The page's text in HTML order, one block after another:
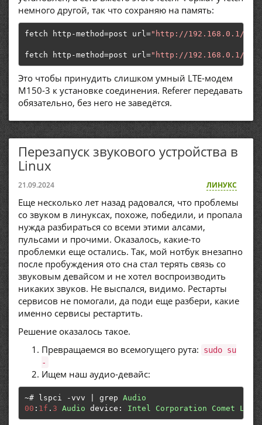
немного другой, так что сохраняю на память:
fetch http -method=post url ="http://192.168.0.1/
fetch http -method=post url ="http://192.168.0.1/
Это чтобы принудить слишком умный LTE-модем
M150-3 к установке соединения. Referer передавать
обязательно, без него не заведётся.
Перезапуск звукового устройства в
Linux
21.09.2024 ЛИНУКС
Еще несколько лет назад радовался, что проблемы
со звуком в линуксах, похоже, победили, и пропала
нужда разбираться со всеми этими алсами,
пульсами и прочими. Оказалось, какие-то
проблемки еще остались. Так, мой нотбук внезапно
после пробуждения ото сна стал терять связь со
звуковым девайсом и не хотел воспроизводить
никаких звуков. Не выспался, видимо. Рестарты
сервисов не помогали, да поди еще разбери, какие
именно сервисы рестартить.
Решение оказалось такое.
Превращаемся во всемогущего рута:
sudo su
-
Ищем наш аудио-девайс:
~# lspci -vvv grep Audio
00 : 1f . 3 Audio device : Intel Corporation Comet Lake